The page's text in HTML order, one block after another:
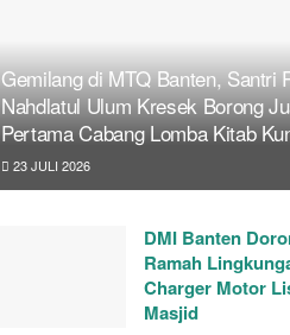
Gemilang di MTQ Banten, Santri
Nahdlatul Ulum Kresek Borong
Pertama Cabang Lomba Kitab
23 JULI 2026
DMI Banten
Ramah
Charger Motor
Masjid